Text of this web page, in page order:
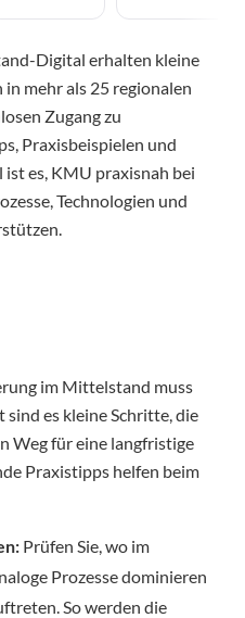
Digital erhalten kleine
mehr als 25 regionalen
Zugang zu
Praxisbeispielen und
es, KMU praxisnah bei
Technologien und
im Mittelstand muss
es kleine Schritte, die
Weg für eine langfristige
Praxistipps helfen beim
Prüfen Sie, wo im
Prozesse dominieren
So werden die